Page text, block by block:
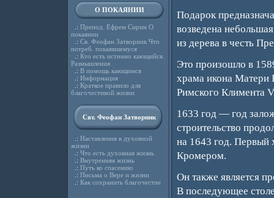
О ПОКАЯНИИ
.: Препод. Ефрем Сирин О
покаянии
.: Св. Феофан Затворник Что
потреб. покаявшемуся
.: Кто есть истинно кающийся.
Размышления
.: В помощь кающимся
.: Информация
.: Краткое правило для
благочестивой жизни
Свт. Феофан Затворник
.: Наставления в духовной
жизни
.: Что есть духовная жизнь
.: Внутренняя жизнь
.: Путь ко спасению
.: Письма о Вере и жизни
.: Как сохранить благочестие
Подарок
возведена
из дерева в честь
Это произошло в
храма икона Матери
Римского Климента
1633 год — год
строительство
на 1643 год. Первый
Кромером.
Он также является
В последующее